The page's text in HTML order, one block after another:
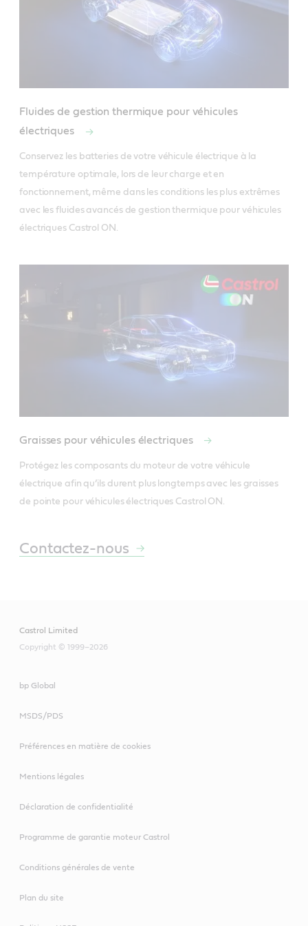
Fluides de gestion thermique pour véhicules
électriques
Conservez les batteries de votre véhicule électrique à la
température optimale, lors de leur charge et en
fonctionnement, même dans les conditions les plus extrêmes
avec les fluides avancés de gestion thermique pour véhicules
électriques Castrol ON.
Graisses pour véhicules électriques
Protégez les composants du moteur de votre véhicule
électrique afin qu’ils durent plus longtemps avec les graisses
de pointe pour véhicules électriques Castrol ON.
Contactez-nous
Castrol Limited
Copyright © 1999–2026
bp Global
MSDS/PDS
Préférences en matière de cookies
Mentions légales
Déclaration de confidentialité
Programme de garantie moteur Castrol
Conditions générales de vente
Plan du site